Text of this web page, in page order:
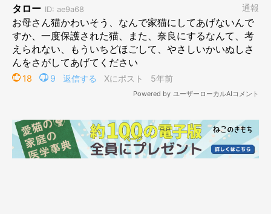
※写真はイメージです（Andrey Atanov/gettyimages）
Andrey Atanov/gettyimages